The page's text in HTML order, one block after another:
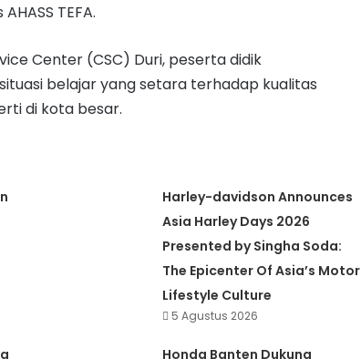
TEFA.
Center (CSC) Duri, peserta didik
belajar yang setara terhadap kualitas
di kota besar.
Harley-davidson Announces
Asia Harley Days 2026
Presented by Singha Soda:
The Epicenter Of Asia’s Motor
Lifestyle Culture
5 Agustus 2026
Honda Banten Dukung